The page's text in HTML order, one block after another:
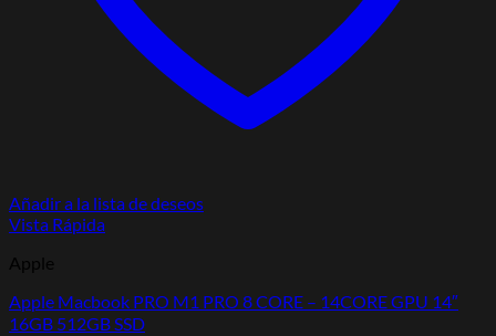
Añadir a la lista de deseos
Vista Rápida
Apple
Apple Macbook PRO M1 PRO 8 CORE – 14CORE GPU 14″
16GB 512GB SSD